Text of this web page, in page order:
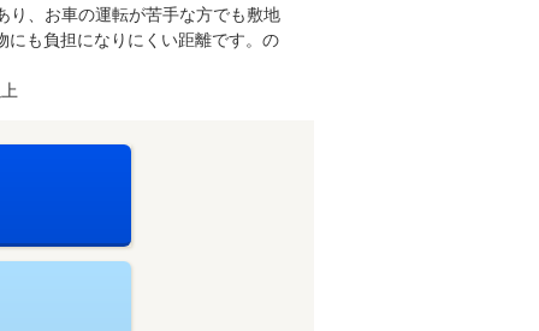
り、お車の運転が苦手な方でも敷地
にも負担になりにくい距離です。の